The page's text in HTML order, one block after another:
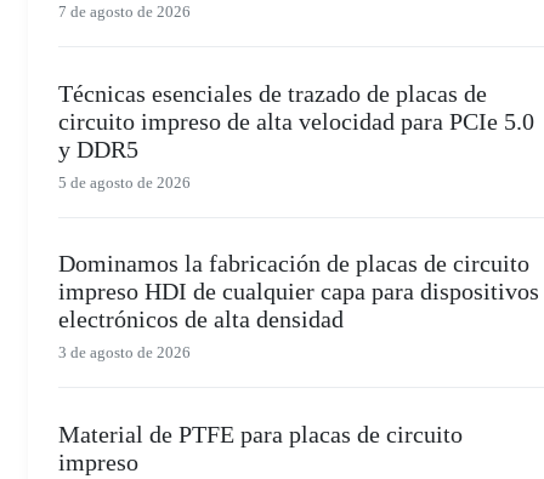
7 de agosto de 2026
Técnicas esenciales de trazado de placas de
circuito impreso de alta velocidad para PCIe 5.0
y DDR5
5 de agosto de 2026
Dominamos la fabricación de placas de circuito
impreso HDI de cualquier capa para dispositivos
electrónicos de alta densidad
3 de agosto de 2026
Material de PTFE para placas de circuito
impreso